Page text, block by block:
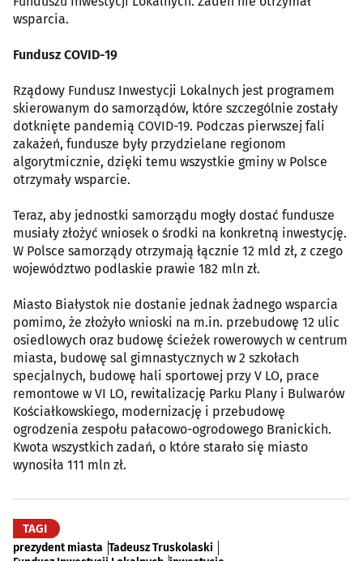
wsparcia.
Fundusz COVID-19
Rządowy Fundusz Inwestycji Lokalnych jest programem
skierowanym do samorządów, które szczególnie zostały
dotknięte pandemią COVID-19. Podczas pierwszej fali
zakażeń, fundusze były przydzielane regionom
algorytmicznie, dzięki temu wszystkie gminy w Polsce
otrzymały wsparcie.
Teraz, aby jednostki samorządu mogły dostać fundusze
musiały złożyć wniosek o środki na konkretną inwestycję.
W Polsce samorządy otrzymają łącznie 12 mld zł, z czego
województwo podlaskie prawie 182 mln zł.
Miasto Białystok nie dostanie jednak żadnego wsparcia
pomimo, że złożyło wnioski na m.in. przebudowę 12 ulic
osiedlowych oraz budowę ścieżek rowerowych w centrum
miasta, budowę sal gimnastycznych w 2 szkołach
specjalnych, budowę hali sportowej przy V LO, prace
remontowe w VI LO, rewitalizację Parku Plany i Bulwarów
Kościałkowskiego, modernizację i przebudowę
ogrodzenia zespołu pałacowo-ogrodowego Branickich.
Kwota wszystkich zadań, o które starało się miasto
wynosiła 111 mln zł.
TAGI
prezydent miasta Tadeusz Truskolaski